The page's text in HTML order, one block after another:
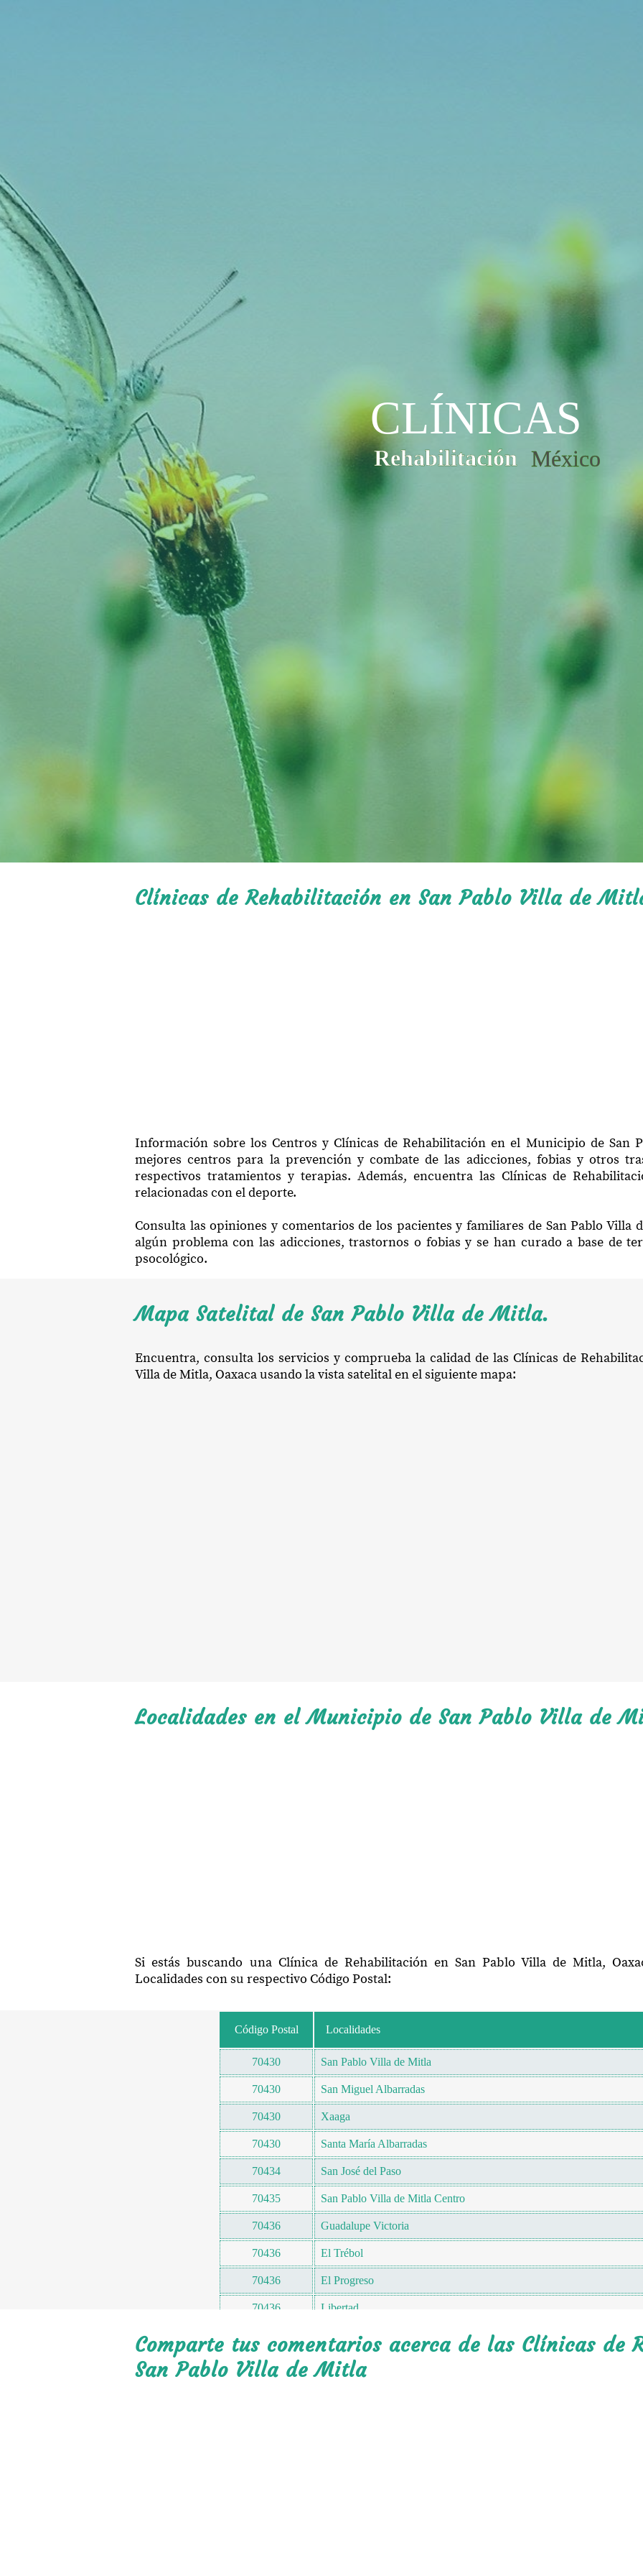
Clínicas de Rehabilitación en San Pablo Villa de
Información sobre los Centros y Clínicas de Rehabilitación en el Municipio de San
mejores centros para la prevención y combate de las adicciones, fobias y otros
respectivos tratamientos y terapias. Además, encuentra las Clínicas de
relacionadas con el deporte.
Consulta las opiniones y comentarios de los pacientes y familiares de San Pablo Villa
algún problema con las adicciones, trastornos o fobias y se han curado a base de
psocológico.
Mapa Satelital de San Pablo Villa de Mitla.
Encuentra, consulta los servicios y comprueba la calidad de las Clínicas de
Villa de Mitla, Oaxaca usando la vista satelital en el siguiente mapa:
Localidades en el Municipio de San Pablo Villa de
Si estás buscando una Clínica de Rehabilitación en San Pablo Villa de Mitla,
Localidades con su respectivo Código Postal:
Código Postal Localidades
70430 San Pablo Villa de Mitla
70430 San Miguel Albarradas
70430 Xaaga
70430 Santa María Albarradas
70434 San José del Paso
70435 San Pablo Villa de Mitla Centro
70436 Guadalupe Victoria
70436 El Trébol
70436 El Progreso
70436 Libertad
San Judas
70437 Los Presidentes
Comparte tus comentarios acerca de las Clínicas de
San Pablo Villa de Mitla